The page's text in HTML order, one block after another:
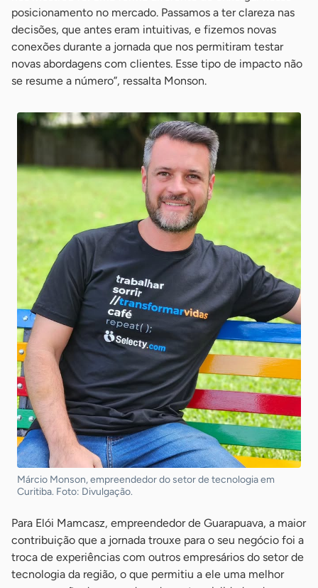
posicionamento no mercado. Passamos a ter clareza nas
decisões, que antes eram intuitivas, e fizemos novas
conexões durante a jornada que nos permitiram testar
novas abordagens com clientes. Esse tipo de impacto não
se resume a número”, ressalta Monson.
Márcio Monson, empreendedor do setor de tecnologia em
Curitiba. Foto: Divulgação.
Para Elói Mamcasz, empreendedor de Guarapuava, a maior
contribuição que a jornada trouxe para o seu negócio foi a
troca de experiências com outros empresários do setor de
tecnologia da região, o que permitiu a ele uma melhor